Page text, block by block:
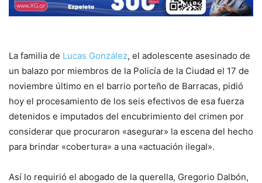
La familia de Lucas González, el adolescente asesinado de
un balazo por miembros de la Policía de la Ciudad el 17 de
noviembre último en el barrio porteño de Barracas, pidió
hoy el procesamiento de los seis efectivos de esa fuerza
detenidos e imputados del encubrimiento del crimen por
considerar que procuraron «asegurar» la escena del hecho
para brindar «cobertura» a una «actuación ilegal».
Así lo requirió el abogado de la querella, Gregorio Dalbón,